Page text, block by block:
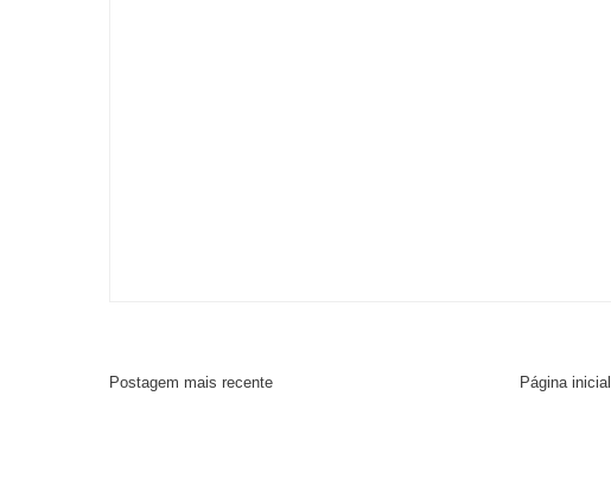
Postagem mais recente Página inicial